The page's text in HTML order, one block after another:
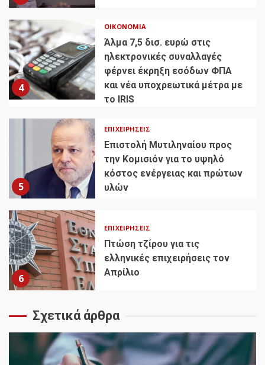
4
ΟΙΚΟΝΟΜΊΑ
Άλμα 7,5 δισ. ευρώ στις
ηλεκτρονικές συναλλαγές
φέρνει έκρηξη εσόδων ΦΠΑ
και νέα υποχρεωτικά μέτρα με
το IRIS
5
ΕΠΙΧΕΙΡΉΣΕΙΣ
Επιστολή Μυτιληναίου προς
την Κομισιόν για το υψηλό
κόστος ενέργειας και πρώτων
υλών
6
ΕΠΙΧΕΙΡΉΣΕΙΣ
Πτώση τζίρου για τις
ελληνικές επιχειρήσεις τον
Απρίλιο
Σχετικά άρθρα